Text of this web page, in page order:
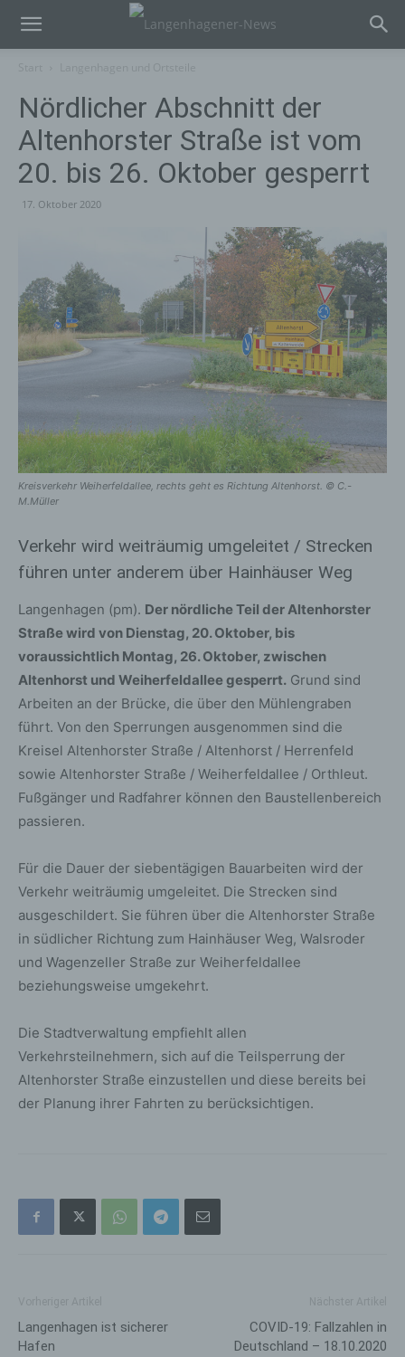
Nördlicher Abschnitt der
Altenhorster Straße ist vom
20. bis 26. Oktober gesperrt
17. Oktober 2020
Kreisverkehr Weiherfeldallee, rechts geht es Richtung Altenhorst. © C.-
M.Müller
Verkehr wird weiträumig umgeleitet / Strecken
führen unter anderem über Hainhäuser Weg
Langenhagen (pm). Der nördliche Teil der Altenhorster
Straße wird von Dienstag, 20. Oktober, bis
voraussichtlich Montag, 26. Oktober, zwischen
Altenhorst und Weiherfeldallee gesperrt. Grund sind
Arbeiten an der Brücke, die über den Mühlengraben
führt. Von den Sperrungen ausgenommen sind die
Kreisel Altenhorster Straße / Altenhorst / Herrenfeld
sowie Altenhorster Straße / Weiherfeldallee / Orthleut.
Fußgänger und Radfahrer können den Baustellenbereich
passieren.
Für die Dauer der siebentägigen Bauarbeiten wird der
Verkehr weiträumig umgeleitet. Die Strecken sind
ausgeschildert. Sie führen über die Altenhorster Straße
in südlicher Richtung zum Hainhäuser Weg, Walsroder
und Wagenzeller Straße zur Weiherfeldallee
beziehungsweise umgekehrt.
Die Stadtverwaltung empfiehlt allen
Verkehrsteilnehmern, sich auf die Teilsperrung der
Altenhorster Straße einzustellen und diese bereits bei
der Planung ihrer Fahrten zu berücksichtigen.
Langenhagen ist sicherer
Hafen
COVID-19: Fallzahlen in
Deutschland – 18.10.2020